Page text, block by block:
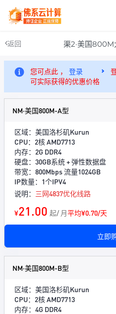
返回 渠2·美国800M
您可点此 ， 登录
可实际获得的优惠价格
NM·美国800M-A型
区域：美国洛杉矶Kurun
CPU：2核 AMD7713
内存：2G DDR4
硬盘：30GB系统 + 弹性数据盘
带宽：800Mbps 流量1024GB
IP数量：1个IPV4
说明： 三网4837优化线路
¥21.00 起/ 月平均¥0.70/天
立即
NM·美国800M-B型
区域：美国洛杉矶Kurun
CPU：2核 AMD7713
内存：4G DDR4